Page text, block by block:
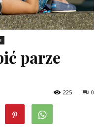
parze
0
225